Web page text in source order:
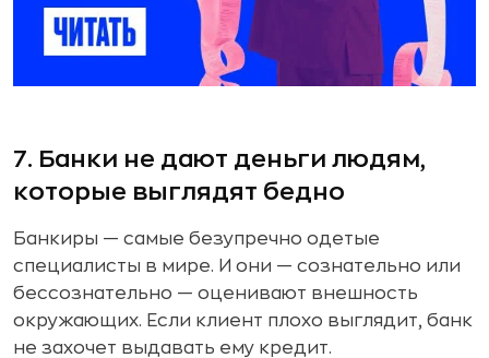
7. Банки не дают деньги людям,
которые выглядят бедно
Банкиры — самые безупречно одетые
специалисты в мире. И они — сознательно или
бессознательно — оценивают внешность
окружающих. Если клиент плохо выглядит, банк
не захочет выдавать ему кредит.